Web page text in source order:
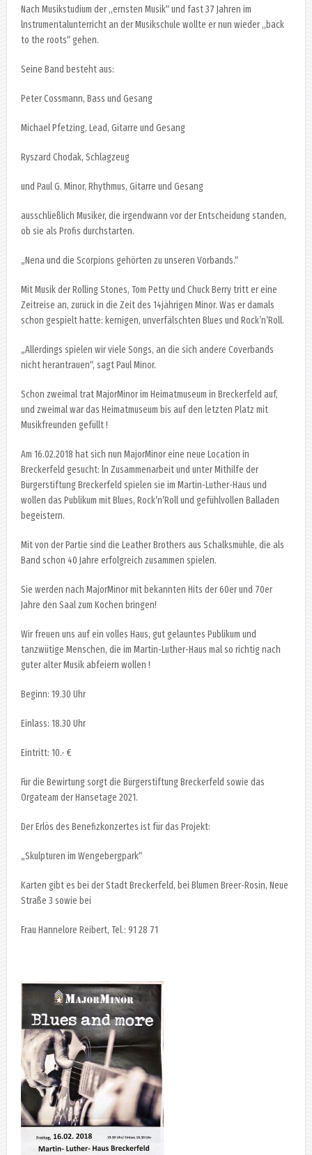
Nach Musikstudium der ,,ernsten Musik“ und fast 37 Jahren im
lnstrumentalunterricht an der Musikschule wollte er nun wieder ,,back
to the roots“ gehen.
Seine Band besteht aus:
Peter Cossmann, Bass und Gesang
Michael Pfetzing, Lead, Gitarre und Gesang
Ryszard Chodak, Schlagzeug
und Paul G. Minor, Rhythmus, Gitarre und Gesang
ausschließlich Musiker, die irgendwann vor der Entscheidung standen,
ob sie als Profis durchstarten.
„Nena und die Scorpions gehörten zu unseren Vorbands.“
Mit Musik der Rolling Stones, Tom Petty und Chuck Berry tritt er eine
Zeitreise an, zurück in die Zeit des 14jährigen Minor. Was er damals
schon gespielt hatte: kernigen, unverfälschten Blues und Rock’n’Roll.
„Allerdings spielen wir viele Songs, an die sich andere Coverbands
nicht herantrauen“, sagt Paul Minor.
Schon zweimal trat MajorMinor im Heimatmuseum in Breckerfeld auf,
und zweimal war das Heimatmuseum bis auf den letzten Platz mit
Musikfreunden gefüllt !
Am 16.02.2018 hat sich nun MajorMinor eine neue Location in
Breckerfeld gesucht: ln Zusammenarbeit und unter Mithilfe der
Bürgerstiftung Breckerfeld spielen sie im Martin-Luther-Haus und
wollen das Publikum mit Blues, Rock’n’Roll und gefühlvollen Balladen
begeistern.
Mit von der Partie sind die Leather Brothers aus Schalksmühle, die als
Band schon 40 Jahre erfolgreich zusammen spielen.
Sie werden nach MajorMinor mit bekannten Hits der 60er und 70er
Jahre den Saal zum Kochen bringen!
Wir freuen uns auf ein volles Haus, gut gelauntes Publikum und
tanzwütige Menschen, die im Martin-Luther-Haus mal so richtig nach
guter alter Musik abfeiern wollen !
Beginn: 19.30 Uhr
Einlass: 18.30 Uhr
Eintritt: 10.- €
Für die Bewirtung sorgt die Bürgerstiftung Breckerfeld sowie das
Orgateam der Hansetage 2021.
Der Erlös des Benefizkonzertes ist für das Projekt:
„Skulpturen im Wengebergpark“
Karten gibt es bei der Stadt Breckerfeld, bei Blumen Breer-Rosin, Neue
Straße 3 sowie bei
Frau Hannelore Reibert, Tel.: 91 28 71